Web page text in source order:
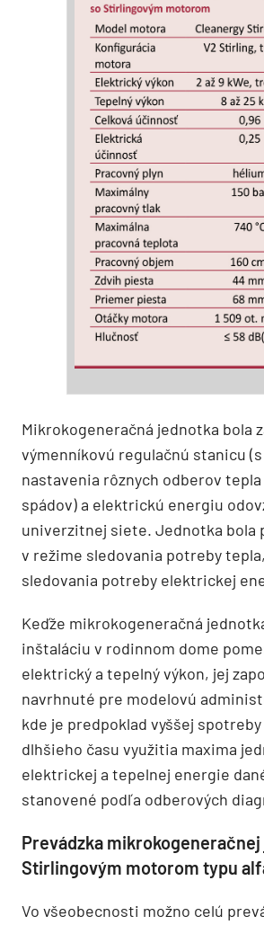
Mikrokogeneračná jednotka bola
výmenníkovú regulačnú stanicu
nastavenia rôznych odberov
spádov) a elektrickú energiu
univerzitnej siete. Jednotka bola
v režime sledovania potreby
sledovania potreby elektrickej
Keďže mikrokogeneračná
inštaláciu v rodinnom dome
elektrický a tepelný výkon, jej
navrhnuté pre modelovú
kde je predpoklad vyššej
dlhšieho času využitia maxima
elektrickej a tepelnej energie
stanovené podľa odberových
Prevádzka
Stirlingovým motorom typu
Vo všeobecnosti možno celú